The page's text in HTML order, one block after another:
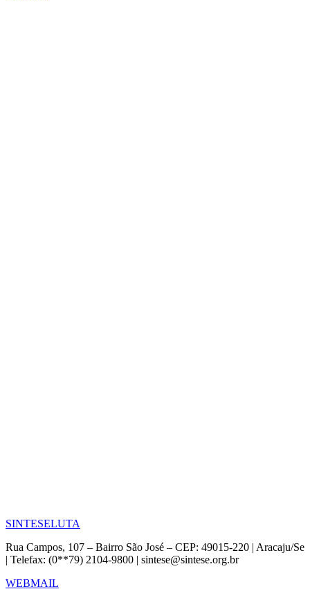
SINTESELUTA
Rua Campos, 107 – Bairro São José – CEP: 49015-220 | Aracaju/Se
| Telefax: (0**79) 2104-9800 | sintese@sintese.org.br
WEBMAIL